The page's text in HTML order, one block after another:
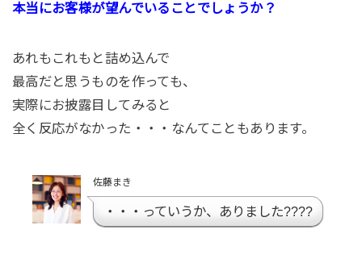
本当にお客様が望んでいることでしょうか？
あれもこれもと詰め込んで
最高だと思うものを作っても、
実際にお披露目してみると
全く反応がなかった・・・なんてこともあります。
佐藤まき
・・・っていうか、ありました????